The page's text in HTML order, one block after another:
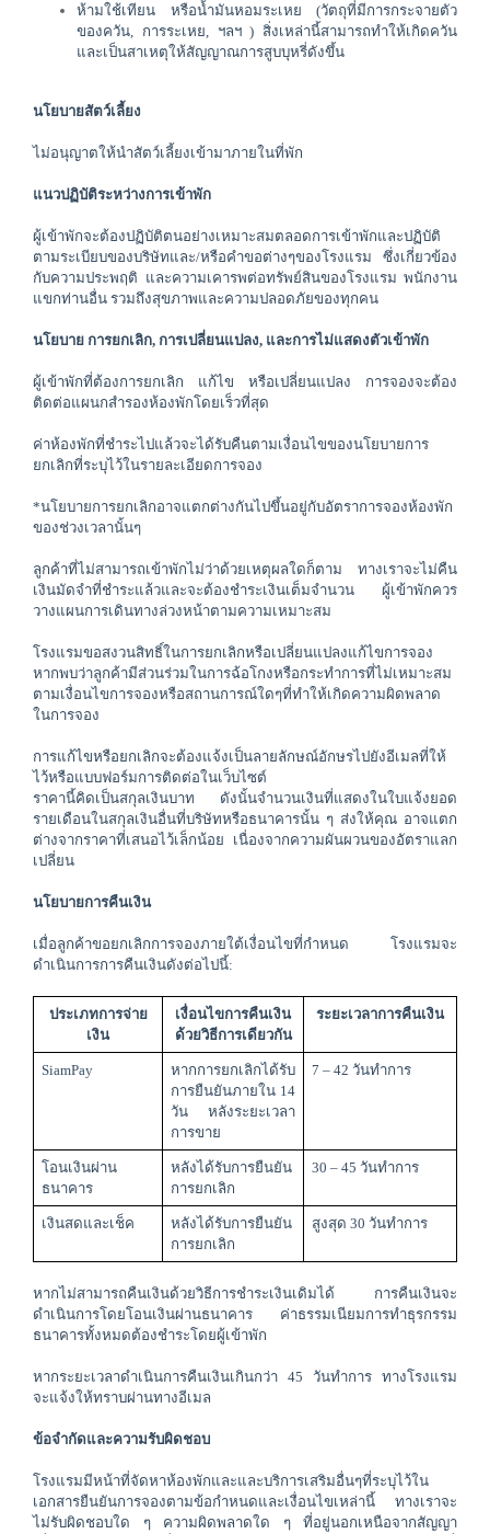
ห้ามใช้เทียน หรือน้ำมันหอมระเหย (วัตถุที่มีการกระจายตัว
ของควัน, การระเหย, ฯลฯ ) สิ่งเหล่านี้สามารถทำให้เกิดควัน
และเป็นสาเหตุให้สัญญาณการสูบบุหรี่ดังขึ้น
นโยบายสัตว์เลี้ยง
ไม่อนุญาตให้นำสัตว์เลี้ยงเข้ามาภายในที่พัก
แนวปฏิบัติระหว่างการเข้าพัก
ผู้เข้าพักจะต้องปฏิบัติตนอย่างเหมาะสมตลอดการเข้าพักและปฏิบัติ
ตามระเบียบของบริษัทและ/หรือคำขอต่างๆของโรงแรม ซึ่งเกี่ยวข้อง
กับความประพฤติ และความเคารพต่อทรัพย์สินของโรงแรม พนักงาน
แขกท่านอื่น รวมถึงสุขภาพและความปลอดภัยของทุกคน
นโยบาย การยกเลิก, การเปลี่ยนแปลง, และการไม่แสดงตัวเข้าพัก
ผู้เข้าพักที่ต้องการยกเลิก แก้ไข หรือเปลี่ยนแปลง การจองจะต้อง
ติดต่อแผนกสำรองห้องพักโดยเร็วที่สุด
ค่าห้องพักที่ชำระไปแล้วจะได้รับคืนตามเงื่อนไขของนโยบายการ
ยกเลิกที่ระบุไว้ในรายละเอียดการจอง
*นโยบายการยกเลิกอาจแตกต่างกันไปขึ้นอยู่กับอัตราการจองห้องพัก
ของช่วงเวลานั้นๆ
ลูกค้าที่ไม่สามารถเข้าพักไม่ว่าด้วยเหตุผลใดก็ตาม ทางเราจะไม่คืน
เงินมัดจำที่ชำระแล้วและจะต้องชำระเงินเต็มจำนวน ผู้เข้าพักควร
วางแผนการเดินทางล่วงหน้าตามความเหมาะสม
โรงแรมขอสงวนสิทธิ์ในการยกเลิกหรือเปลี่ยนแปลงแก้ไขการจอง
หากพบว่าลูกค้ามีส่วนร่วมในการฉ้อโกงหรือกระทำการที่ไม่เหมาะสม
ตามเงื่อนไขการจองหรือสถานการณ์ใดๆที่ทำให้เกิดความผิดพลาด
ในการจอง
การแก้ไขหรือยกเลิกจะต้องแจ้งเป็นลายลักษณ์อักษรไปยังอีเมลที่ให้
ไว้หรือแบบฟอร์มการติดต่อในเว็บไซต์
ราคานี้คิดเป็นสกุลเงินบาท ดังนั้นจำนวนเงินที่แสดงในใบแจ้งยอด
รายเดือนในสกุลเงินอื่นที่บริษัทหรือธนาคารนั้น ๆ ส่งให้คุณ อาจแตก
ต่างจากราคาที่เสนอไว้เล็กน้อย เนื่องจากความผันผวนของอัตราแลก
เปลี่ยน
นโยบายการคืนเงิน
เมื่อลูกค้าขอยกเลิกการจองภายใต้เงื่อนไขที่กำหนด โรงแรมจะ
ดำเนินการการคืนเงินดังต่อไปนี้:
ประเภทการจ่าย
เงิน
เงื่อนไขการคืนเงิน
ด้วยวิธีการเดียวกัน
ระยะเวลาการคืนเงิน
SiamPay
หากการยกเลิกได้รับ
การยืนยันภายใน 14
วัน หลังระยะเวลา
การขาย
7 – 42 วันทำการ
โอนเงินผ่าน
ธนาคาร
หลังได้รับการยืนยัน
การยกเลิก
30 – 45 วันทำการ
เงินสดและเช็ค
หลังได้รับการยืนยัน
การยกเลิก
สูงสุด 30 วันทำการ
หากไม่สามารถคืนเงินด้วยวิธีการชำระเงินเดิมได้ การคืนเงินจะ
ดำเนินการโดยโอนเงินผ่านธนาคาร ค่าธรรมเนียมการทำธุรกรรม
ธนาคารทั้งหมดต้องชำระโดยผู้เข้าพัก
หากระยะเวลาดำเนินการคืนเงินเกินกว่า 45 วันทำการ ทางโรงแรม
จะแจ้งให้ทราบผ่านทางอีเมล
ข้อจำกัดและความรับผิดชอบ
โรงแรมมีหน้าที่จัดหาห้องพักและและบริการเสริมอื่นๆที่ระบุไว้ใน
เอกสารยืนยันการจองตามข้อกำหนดและเงื่อนไขเหล่านี้ ทางเราจะ
ไม่รับผิดชอบใด ๆ ความผิดพลาดใด ๆ ที่อยู่นอกเหนือจากสัญญา